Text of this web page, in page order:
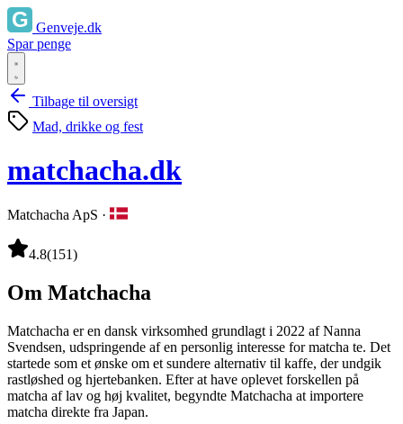
Genveje.dk
Spar penge
Tilbage til oversigt
Mad, drikke og fest
matchacha.dk
Matchacha ApS ·
4.8(151)
Om Matchacha
Matchacha er en dansk virksomhed grundlagt i 2022 af Nanna
Svendsen, udspringende af en personlig interesse for matcha te. Det
startede som et ønske om et sundere alternativ til kaffe, der undgik
rastløshed og hjertebanken. Efter at have oplevet forskellen på
matcha af lav og høj kvalitet, begyndte Matchacha at importere
matcha direkte fra Japan.